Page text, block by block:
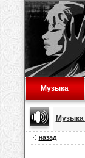
Музыка
Музыка
назад